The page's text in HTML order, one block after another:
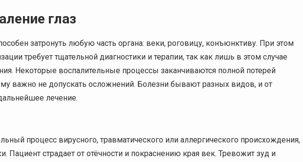
глаз
затронуть любую часть органа: веки, роговицу, конъюнктиву. При этом
требует тщательной диагностики и терапии, так как лишь в этом случае
Некоторые воспалительные процессы заканчиваются полной потерей
важно не допускать осложнений. Болезни бывают разных видов, и от
лечение.
процесс вирусного, травматического или аллергического происхождения,
Пациент страдает от отёчности и покраснению края век. Тревожит зуд и